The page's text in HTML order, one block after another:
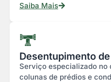
Saiba Mais
Desentupimento
Serviço especializado no
colunas de prédios e